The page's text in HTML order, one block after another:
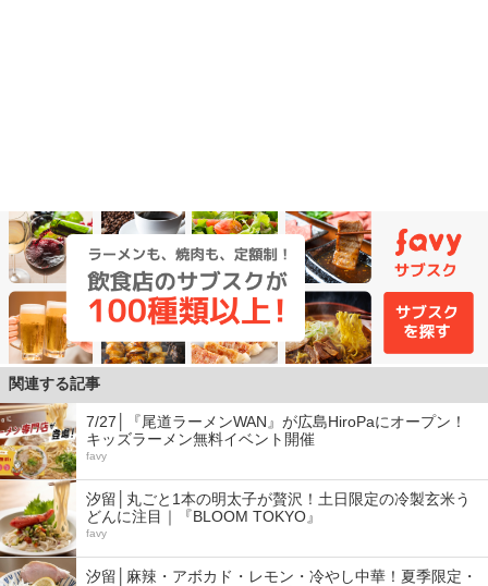
関連する記事
7/27│『尾道ラーメンWAN』が広島HiroPaにオープン！
キッズラーメン無料イベント開催
favy
汐留│丸ごと1本の明太子が贅沢！土日限定の冷製玄米う
どんに注目｜『BLOOM TOKYO』
favy
汐留│麻辣・アボカド・レモン・冷やし中華！夏季限定・